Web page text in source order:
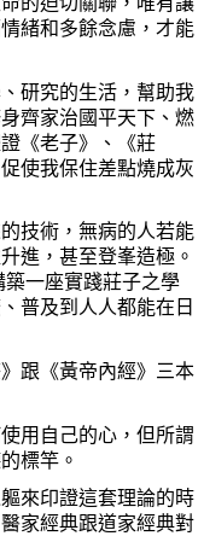
緒和多餘念慮，才能
研究的生活，幫助我
齊家治國平天下、燃
《老子》、《莊
使我保住差點燒成灰
技術，無病的人若能
進，甚至登峯造極。
一座實踐莊子之學
普及到人人都能在日
跟《黃帝內經》三本
用自己的心，但所謂
標竿。
來印證這套理論的時
家經典跟道家經典對